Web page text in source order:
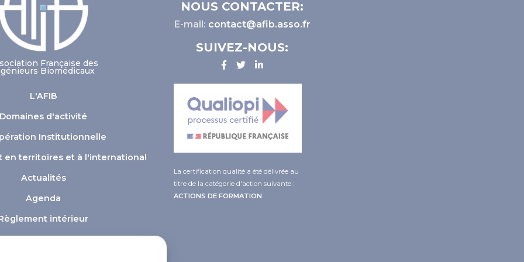
Française des
Biomédicaux
L'AFIB
Domaines d'activité
Institutionnelle
en territoires et à l'international
Actualités
Agenda
intérieur
NOUS CONTACTER:
E-mail: contact@afib.asso.fr
SUIVEZ-NOUS:
La certification qualité a été délivrée au
titre de la catégorie d'action suivante :
ACTIONS DE FORMATION